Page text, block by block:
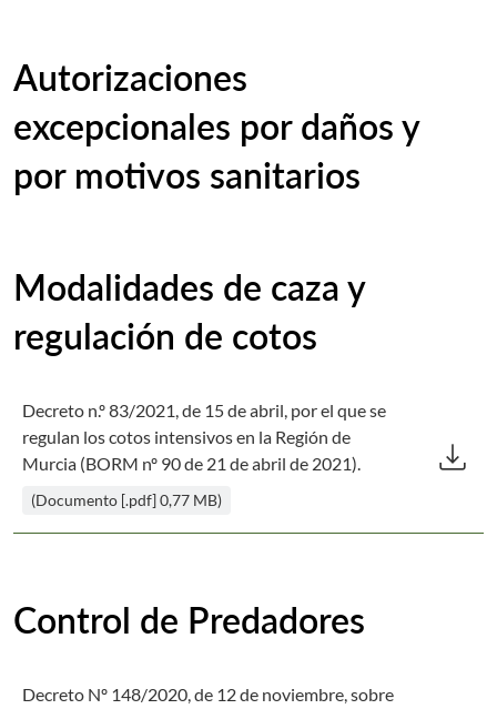
Autorizaciones
excepcionales por daños y
por motivos sanitarios
Modalidades de caza y
regulación de cotos
Decreto n.º 83/2021, de 15 de abril, por el que se
regulan los cotos intensivos en la Región de
Murcia (BORM nº 90 de 21 de abril de 2021).
(Documento [.pdf] 0,77 MB)
download
Control de Predadores
Decreto Nº 148/2020, de 12 de noviembre, sobre